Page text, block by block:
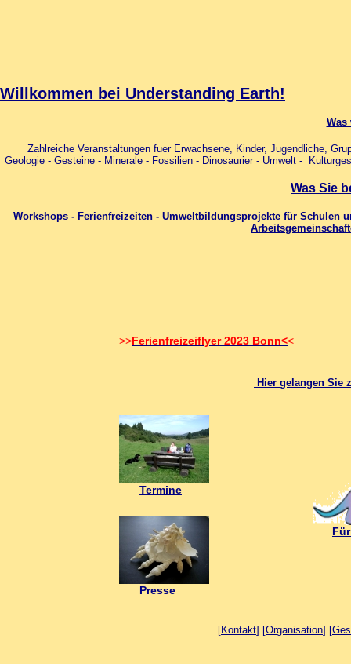
Willkommen bei Understanding Earth!
Was Sie
Workshops - Ferienfreizeiten - Umweltbildungsprojekte für Schulen
Hier gelangen Sie
Termine
Presse
Was
Zahlreiche Veranstaltungen fuer Erwachsene, Kinder, Jugendliche,
Geologie - Gesteine - Minerale - Fossilien - Dinosaurier - Umwelt -
[Kontakt] [Organisation] [
>>Ferienfreizeiflyer 2023 Bonn<<